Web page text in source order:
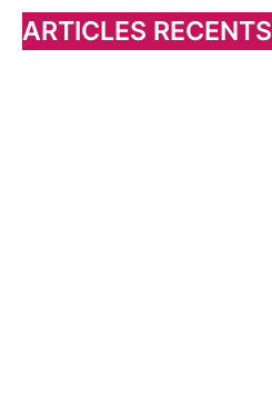
h
e
ARTICLES RECENTS